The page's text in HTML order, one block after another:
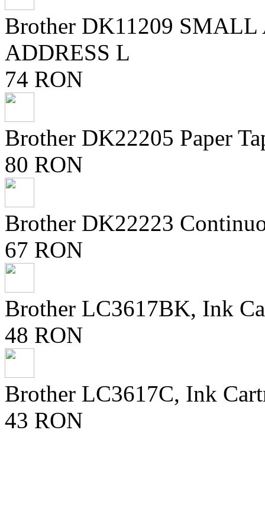
Brother DK11209
ADDRESS L
74 RON
Brother DK22205 Paper
80 RON
Brother DK22223
67 RON
Brother LC3617BK, Ink
48 RON
Brother LC3617C, Ink
43 RON